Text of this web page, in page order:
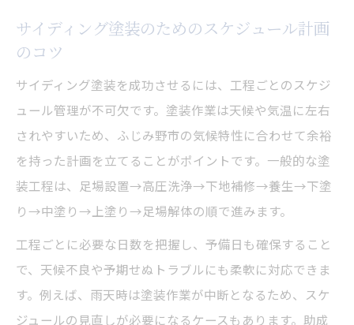
外壁塗装時に活用できる助成金の最新情報
外壁塗装と補助金の併用で費用を抑える方
法
サイディング塗装で失敗しない助成金申請
ステップ
自力メンテナンスでよくある疑問を解消
サイディング塗装の自力施工でよくある疑
問を解説
壁の塗装はまず何から始めればいいかを明
確に
サイディング塗装のためのスケジュール計画
のコツ
サイディング塗装を成功させるには、工程ごとのスケジ
ュール管理が不可欠です。塗装作業は天候や気温に左右
されやすいため、ふじみ野市の気候特性に合わせて余裕
を持った計画を立てることがポイントです。一般的な塗
装工程は、足場設置→高圧洗浄→下地補修→養生→下塗
り→中塗り→上塗り→足場解体の順で進みます。
工程ごとに必要な日数を把握し、予備日も確保すること
で、天候不良や予期せぬトラブルにも柔軟に対応できま
す。例えば、雨天時は塗装作業が中断となるため、スケ
ジュールの見直しが必要になるケースもあります。助成